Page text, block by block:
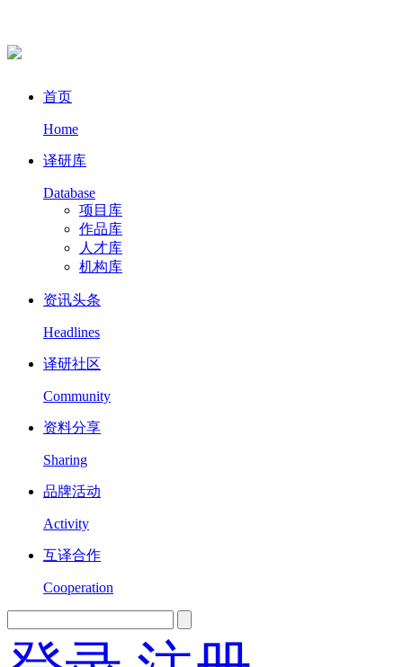
首页
Home
译研库
Database
项目库
作品库
人才库
机构库
资讯头条
Headlines
译研社区
Community
资料分享
Sharing
品牌活动
Activity
互译合作
Cooperation